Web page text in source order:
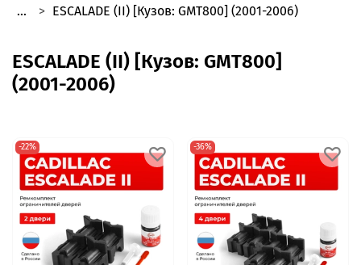
...
ESCALADE (II) [Кузов: GMT800] (2001-2006)
ESCALADE (II) [Кузов: GMT800]
(2001-2006)
-22% -36%